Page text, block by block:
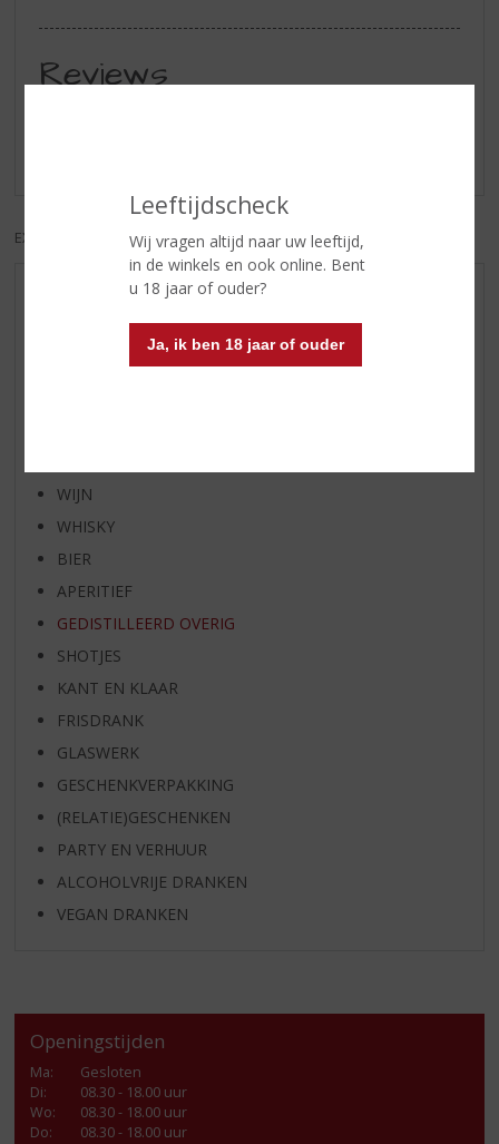
Leeftijdscheck
Wij vragen altijd naar uw leeftijd,
in de winkels en ook online. Bent
u 18 jaar of ouder?
Ja, ik ben 18 jaar of ouder
Reviews
EXCL. BTW INCL. BTW
AANBIEDINGEN
RUM VAN DE MAAND
WIJN
WHISKY
BIER
APERITIEF
GEDISTILLEERD OVERIG
SHOTJES
KANT EN KLAAR
FRISDRANK
GLASWERK
GESCHENKVERPAKKING
(RELATIE)GESCHENKEN
PARTY EN VERHUUR
ALCOHOLVRIJE DRANKEN
VEGAN DRANKEN
Openingstijden
Ma:
Gesloten
Di:
08.30 - 18.00 uur
Wo:
08.30 - 18.00 uur
Do:
08.30 - 18.00 uur